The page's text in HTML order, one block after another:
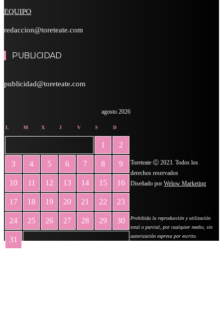
EQUIPO
redaccion@toreteate.com
PUBLICIDAD
publicidad@toreteate.com
agosto 2026
L M X J V S D
1 2
3 4 5 6 7 8 9
10 11 12 13 14 15 16
17 18 19 20 21 22 23
24 25 26 27 28 29 30
31
Toreteate Ⓒ 2023. Todos los
derechos reservados
Diseñado por Welow Marketing
Prohibida la reproducción y utilización
total o parcial, por cualquier medio, sin
autorización expresa por escrito.